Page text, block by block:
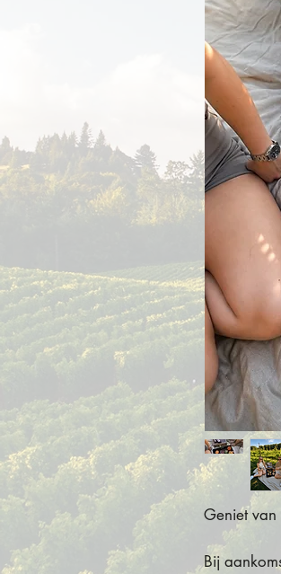
Geniet
Bij